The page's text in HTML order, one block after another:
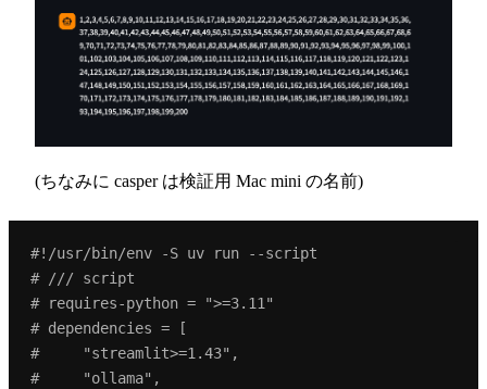
(ちなみに casper は検証用 Mac mini の名前)
#!/usr/bin/env -S uv run --script
# /// script
# requires-python = ">=3.11"
# dependencies = [
#     "streamlit>=1.43",
#     "ollama",